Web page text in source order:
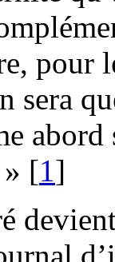
pour
sera
[1]